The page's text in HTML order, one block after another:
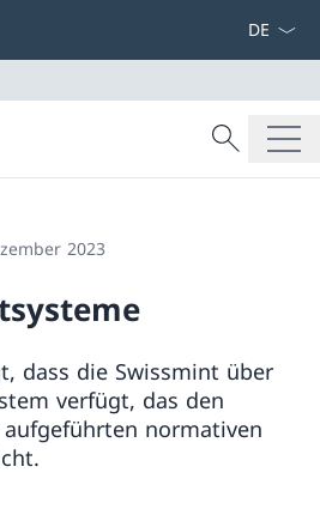
Suche
Suche
2023
dass die Swissmint über
verfügt, das den
normativen